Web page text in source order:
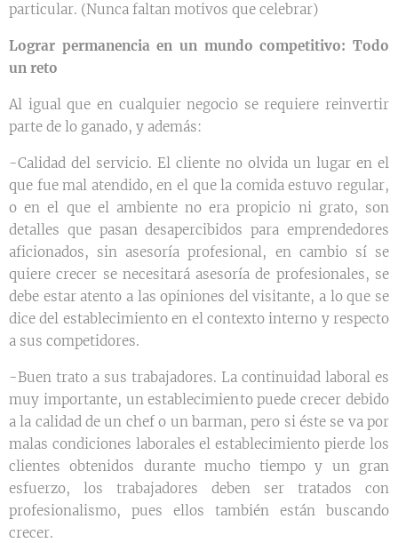
particular. (Nunca faltan motivos que celebrar)
Lograr permanencia en un mundo competitivo: Todo
un reto
Al igual que en cualquier negocio se requiere reinvertir
parte de lo ganado, y además:
-Calidad del servicio. El cliente no olvida un lugar en el
que fue mal atendido, en el que la comida estuvo regular,
o en el que el ambiente no era propicio ni grato, son
detalles que pasan desapercibidos para emprendedores
aficionados, sin asesoría profesional, en cambio sí se
quiere crecer se necesitará asesoría de profesionales, se
debe estar atento a las opiniones del visitante, a lo que se
dice del establecimiento en el contexto interno y respecto
a sus competidores.
-Buen trato a sus trabajadores. La continuidad laboral es
muy importante, un establecimiento puede crecer debido
a la calidad de un chef o un barman, pero si éste se va por
malas condiciones laborales el establecimiento pierde los
clientes obtenidos durante mucho tiempo y un gran
esfuerzo, los trabajadores deben ser tratados con
profesionalismo, pues ellos también están buscando
crecer.